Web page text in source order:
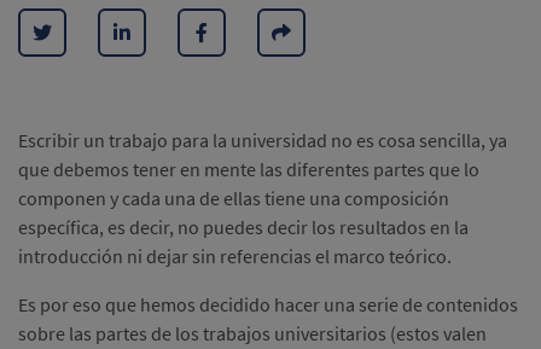
Escribir un trabajo para la universidad no es cosa sencilla, ya
que debemos tener en mente las diferentes partes que lo
componen y cada una de ellas tiene una composición
específica, es decir, no puedes decir los resultados en la
introducción ni dejar sin referencias el marco teórico.
Es por eso que hemos decidido hacer una serie de contenidos
sobre las partes de los trabajos universitarios (estos valen